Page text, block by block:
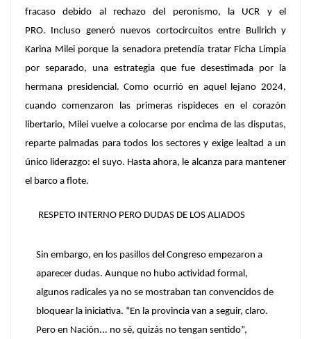
fracaso debido al rechazo del peronismo, la UCR y el
PRO. Incluso generó nuevos cortocircuitos entre Bullrich y
Karina Milei porque la senadora pretendía tratar Ficha Limpia
por separado, una estrategia que fue desestimada por la
hermana presidencial. Como ocurrió en aquel lejano 2024,
cuando comenzaron las primeras rispideces en el corazón
libertario, Milei vuelve a colocarse por encima de las disputas,
reparte palmadas para todos los sectores y exige lealtad a un
único liderazgo: el suyo. Hasta ahora, le alcanza para mantener
el barco a flote.
RESPETO INTERNO PERO DUDAS DE LOS ALIADOS
Sin embargo, en los pasillos del Congreso empezaron a
aparecer dudas. Aunque no hubo actividad formal,
algunos radicales ya no se mostraban tan convencidos de
bloquear la iniciativa. “En la provincia van a seguir, claro.
Pero en Nación... no sé, quizás no tengan sentido”,